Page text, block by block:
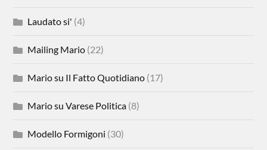
Laudato si' (4)
Mailing Mario (22)
Mario su Il Fatto Quotidiano (17)
Mario su Varese Politica (8)
Modello Formigoni (30)